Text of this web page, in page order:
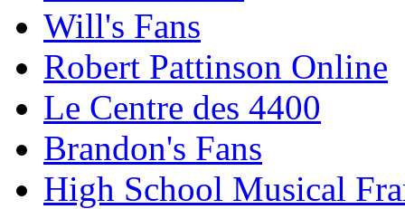
Will's Fans
Robert Pattinson Online
Le Centre des 4400
Brandon's Fans
High School Musical